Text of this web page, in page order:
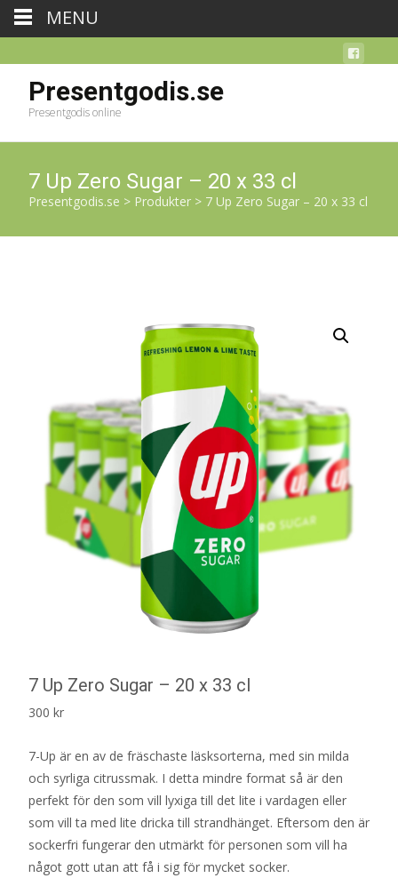
Presentgodis.se
Presentgodis online
7 Up Zero Sugar – 20 x 33 cl
Presentgodis.se > Produkter > 7 Up Zero Sugar – 20 x 33 cl
7 Up Zero Sugar – 20 x 33 cl
300 kr
7-Up är en av de fräschaste läsksorterna, med sin milda
och syrliga citrussmak. I detta mindre format så är den
perfekt för den som vill lyxiga till det lite i vardagen eller
som vill ta med lite dricka till strandhänget. Eftersom den är
sockerfri fungerar den utmärkt för personen som vill ha
något gott utan att få i sig för mycket socker.
MENU